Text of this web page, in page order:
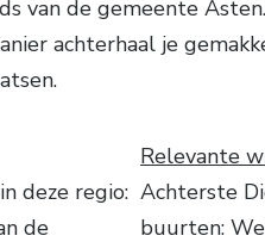
van de gemeente
achterhaal je
deze regio:
de
Relevante
Achterste
buurten: